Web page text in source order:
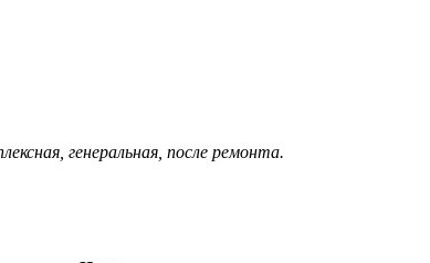
генеральная, после ремонта.